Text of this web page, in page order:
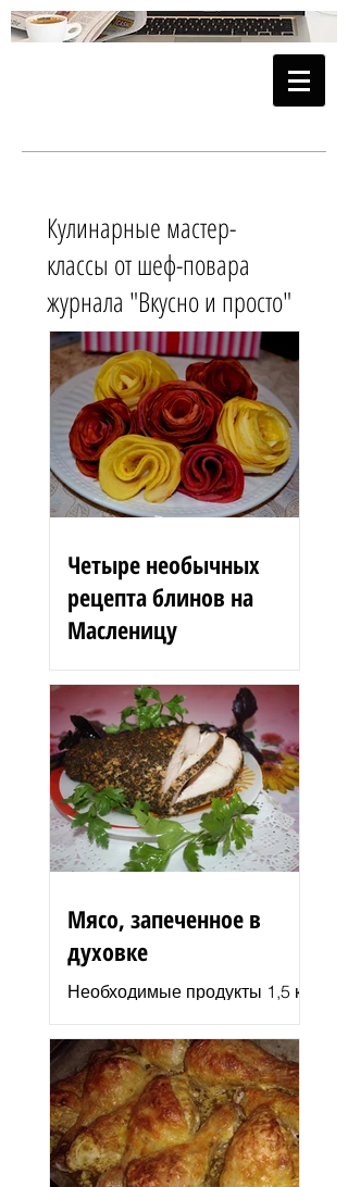
Кулинарные мастер-
классы от шеф-повара
журнала "Вкусно и просто"
Четыре необычных
рецепта блинов на
Масленицу
Блинные розы 1,5 стакана
муки 200 г вишен 125 мл
сыворотки 100 г сгущенного
молока 2 яйца 3 ст. л.
растительного масла 1 ст. л.
сахара...
Мясо, запеченное в
духовке
Необходимые продукты 1,5 кг
паприка смесь сухих
итальянских трав черный
молотый перец 2–3 ст. л.
растительного...